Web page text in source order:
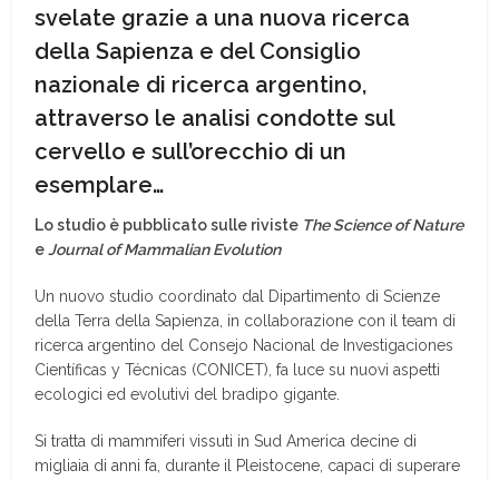
svelate grazie a una nuova ricerca
della Sapienza e del Consiglio
nazionale di ricerca argentino,
attraverso le analisi condotte sul
cervello e sull’orecchio di un
esemplare…
Lo studio è pubblicato sulle riviste The Science of Nature
eJournal of Mammalian Evolution
Un nuovo studio coordinato dal Dipartimento di Scienze
della Terra della Sapienza, in collaborazione con il team di
ricerca argentino del Consejo Nacional de Investigaciones
Científicas y Técnicas (CONICET), fa luce su nuovi aspetti
ecologici ed evolutivi del bradipo gigante.
Si tratta di mammiferi vissuti in Sud America decine di
migliaia di anni fa, durante il Pleistocene, capaci di superare